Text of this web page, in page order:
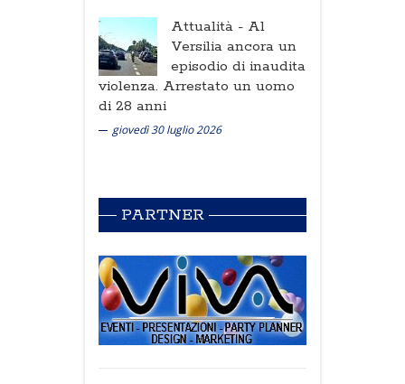
Attualità - Al
Versilia ancora un
episodio di inaudita
violenza. Arrestato un uomo
di 28 anni
giovedì 30 luglio 2026
PARTNER